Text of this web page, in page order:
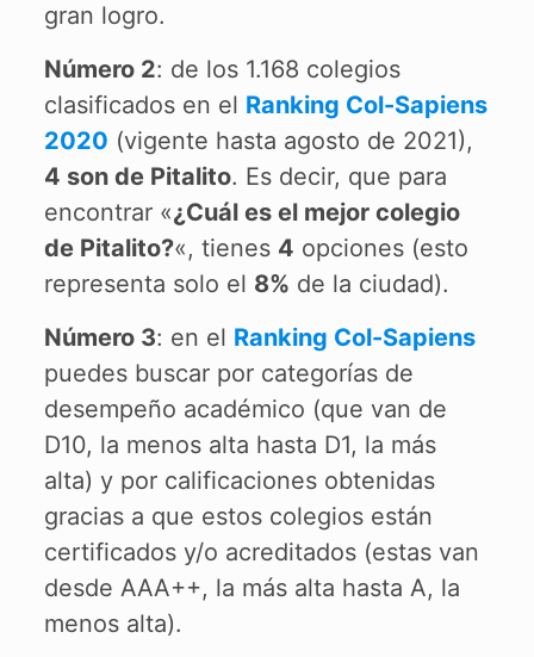
gran logro.
Número 2: de los 1.168 colegios
clasificados en el Ranking Col-Sapiens
2020 (vigente hasta agosto de 2021),
4 son de Pitalito. Es decir, que para
encontrar «¿Cuál es el mejor colegio
de Pitalito?«, tienes 4 opciones (esto
representa solo el 8% de la ciudad).
Número 3: en el Ranking Col-Sapiens
puedes buscar por categorías de
desempeño académico (que van de
D10, la menos alta hasta D1, la más
alta) y por calificaciones obtenidas
gracias a que estos colegios están
certificados y/o acreditados (estas van
desde AAA++, la más alta hasta A, la
menos alta).